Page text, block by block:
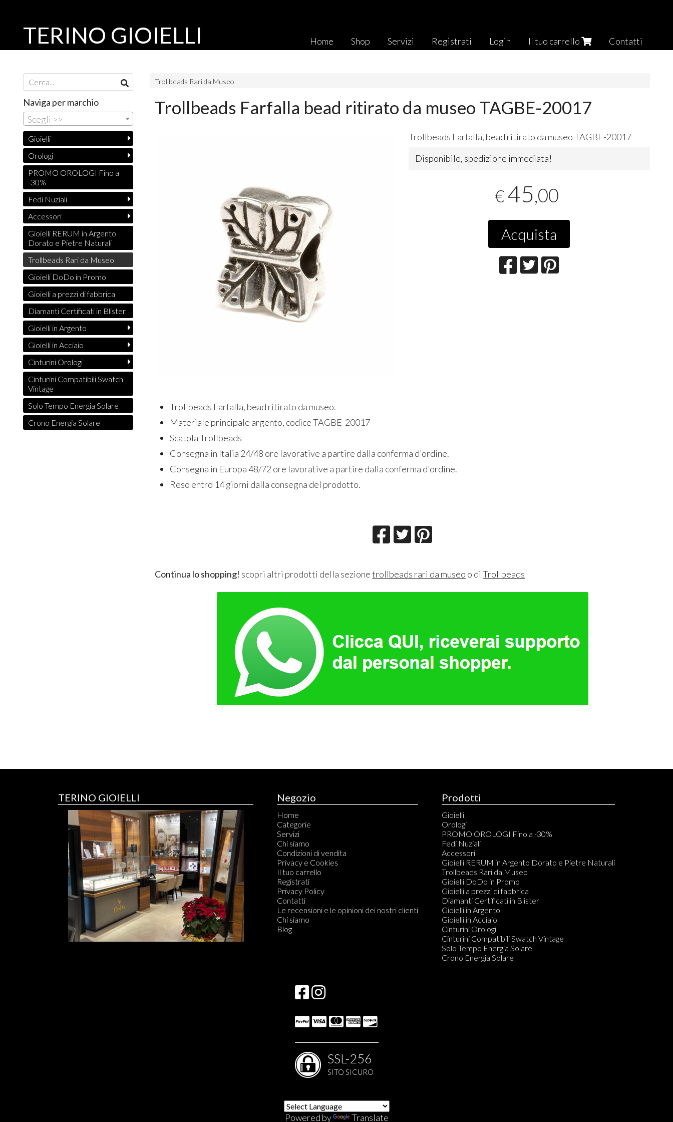
Home Shop Servizi Registrati Login Il tuo carrello Contatti
TERINO GIOIELLI
Trollbeads Rari da Museo
Trollbeads Farfalla bead ritirato da museo TAGBE-20017
Trollbeads Farfalla, bead ritirato da museoTAGBE-20017
Disponibile, spedizione immediata!
€45,00
Acquista
Trollbeads Farfalla, bead ritirato da museo.
Materiale principale argento, codice TAGBE-20017
Scatola Trollbeads
Consegna in Italia 24/48 ore lavorative a partire dalla conferma d'ordine.
Consegna in Europa 48/72 ore lavorative a partire dalla conferma d'ordine.
Reso entro 14 giorni dalla consegna del prodotto.
Continua lo shopping! scopri altri prodotti della sezionetrollbeads rari da museo o diTrollbeads
Naviga per marchio
Scegli >>
Gioielli
Orologi
PROMO OROLOGI Fino a
-30%
Fedi Nuziali
Accessori
Gioielli RERUM in Argento
Dorato e Pietre Naturali
Trollbeads Rari da Museo
Gioielli DoDo in Promo
Gioielli a prezzi di fabbrica
Diamanti Certificati in Blister
Gioielli in Argento
Gioielli in Acciaio
Cinturini Orologi
Cinturini Compatibili Swatch
Vintage
Solo Tempo Energia Solare
Crono Energia Solare
TERINO GIOIELLI Negozio
Home
Categorie
Servizi
Chi siamo
Condizioni di vendita
Privacy e Cookies
Il tuo carrello
Registrati
Privacy Policy
Contatti
Le recensioni e le opinioni dei nostri clienti
Chi siamo
Blog
Prodotti
Gioielli
Orologi
PROMO OROLOGI Fino a -30%
Fedi Nuziali
Accessori
Gioielli RERUM in Argento Dorato e Pietre Naturali
Trollbeads Rari da Museo
Gioielli DoDo in Promo
Gioielli a prezzi di fabbrica
Diamanti Certificati in Blister
Gioielli in Argento
Gioielli in Acciaio
Cinturini Orologi
Cinturini Compatibili Swatch Vintage
Solo Tempo Energia Solare
Crono Energia Solare
SSL-256
SITO SICURO
Powered by Translate